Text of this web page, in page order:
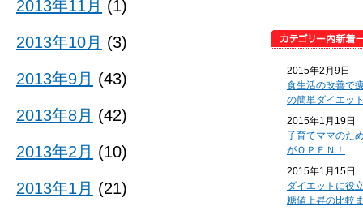
2015年2月9日
食生活の改善で
の簡単ダイエッ
2015年1月19日
子育てママのた
がＯＰＥＮ！
2015年1月15日
ダイエットに役
糖値上昇の比較
2013年11月 (1)
2013年10月 (3)
2013年9月 (43)
2013年8月 (42)
2013年2月 (10)
2013年1月 (21)